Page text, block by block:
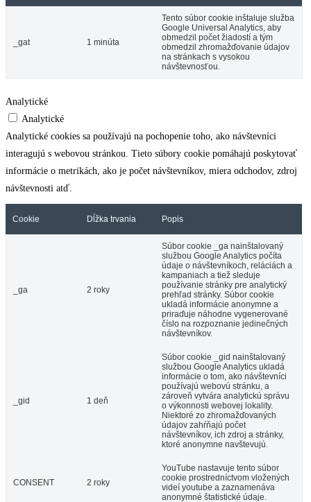
_gat 1 minúta
Tento súbor cookie inštaluje služba
Google Universal Analytics, aby
obmedzil počet žiadostí a tým
obmedzil zhromažďovanie údajov
na stránkach s vysokou
návštevnosťou.
Analytické
Analytické
Analytické cookies sa používajú na pochopenie toho, ako návštevníci
interagujú s webovou stránkou. Tieto súbory cookie pomáhajú poskytovať
informácie o metrikách, ako je počet návštevníkov, miera odchodov, zdroj
návštevnosti atď.
Cookie Dĺžka trvania Popis
_ga 2 roky
Súbor cookie _ga nainštalovaný
službou Google Analytics počíta
údaje o návštevníkoch, reláciách a
kampaniach a tiež sleduje
používanie stránky pre analytický
prehľad stránky. Súbor cookie
ukladá informácie anonymne a
priraďuje náhodne vygenerované
číslo na rozpoznanie jedinečných
návštevníkov.
_gid 1 deň
Súbor cookie _gid nainštalovaný
službou Google Analytics ukladá
informácie o tom, ako návštevníci
používajú webovú stránku, a
zároveň vytvára analytickú správu
o výkonnosti webovej lokality.
Niektoré zo zhromažďovaných
údajov zahŕňajú počet
návštevníkov, ich zdroj a stránky,
ktoré anonymne navštevujú.
CONSENT 2 roky
YouTube nastavuje tento súbor
cookie prostredníctvom vložených
videí youtube a zaznamenáva
anonymné štatistické údaje.